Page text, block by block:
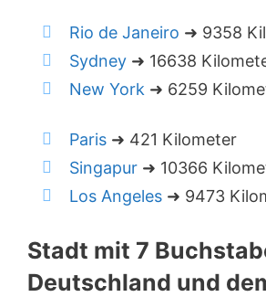
Rio de Janeiro ➜ 9358
Sydney ➜ 16638
New York ➜ 6259
Paris ➜ 421 Kilometer
Singapur ➜ 10366
Los Angeles ➜ 9473
Stadt mit 7
Deutschland und